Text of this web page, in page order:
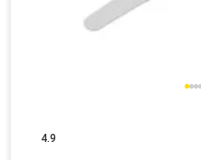
4.9